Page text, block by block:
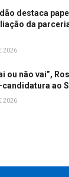
destaca
da
2026
ou não vai”,
ao
2026